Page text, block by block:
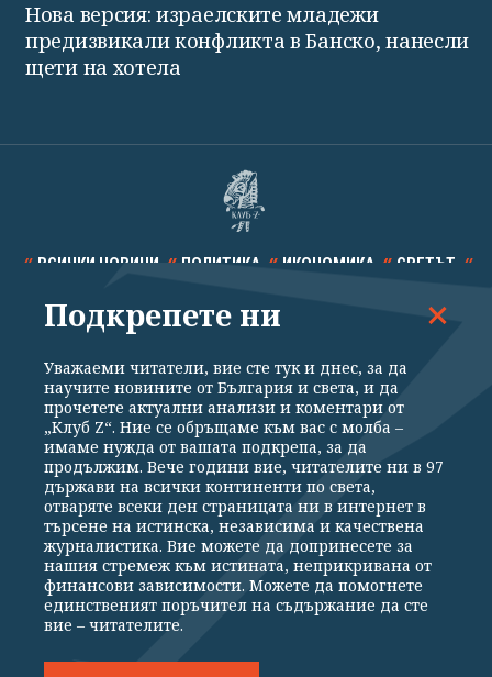
Нова версия: израелските младежи
предизвикали конфликта в Банско, нанесли
щети на хотела
ВСИЧКИ НОВИНИ ПОЛИТИКА ИКОНОМИКА СВЕТЪТ
СПОРТ КУЛТУРА ТЕХНОЛОГИИ КАЛЕЙДОСКОП
Общи условия
Политика за поверителност
Реклама
Партньори Контакти
За Клуб Z
Екип
Подкрепете ни
Издател на www.clubz.bg е „Клуб Зебра Медия“ ЕООД, София, ул. "Алеко
Константинов" 3. Всички права запазени 2026 „Клуб Зебра Медия“
Препечатването на материали, снимки и видео от www.clubz.bg без
Подкрепете ни
Уважаеми читатели, вие сте тук и днес, за да
научите новините от България и света, и да
прочетете актуални анализи и коментари от
„Клуб Z“. Ние се обръщаме към вас с молба –
имаме нужда от вашата подкрепа, за да
продължим. Вече години вие, читателите ни в 97
държави на всички континенти по света,
отваряте всеки ден страницата ни в интернет в
търсене на истинска, независима и качествена
журналистика. Вие можете да допринесете за
нашия стремеж към истината, неприкривана от
финансови зависимости. Можете да помогнете
единственият поръчител на съдържание да сте
вие – читателите.